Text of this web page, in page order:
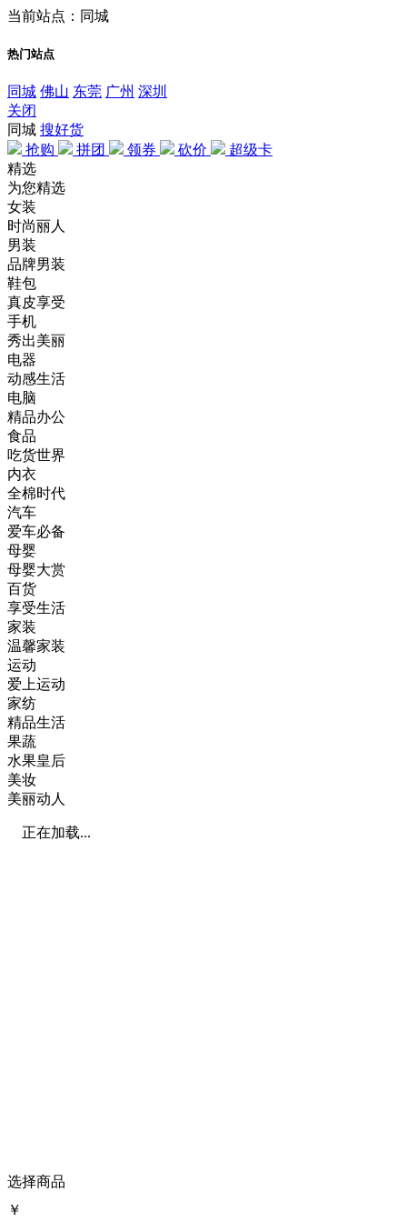
当前站点：同城
热门站点
同城 佛山 东莞 广州 深圳
关闭
同城 搜好货
抢购
拼团 领券 砍价
超级卡
精选
为您精选
女装
时尚丽人
男装
品牌男装
鞋包
真皮享受
手机
秀出美丽
电器
动感生活
电脑
精品办公
食品
吃货世界
内衣
全棉时代
汽车
爱车必备
母婴
母婴大赏
百货
享受生活
家装
温馨家装
运动
爱上运动
家纺
精品生活
果蔬
水果皇后
美妆
美丽动人
正在加载...
选择商品
￥